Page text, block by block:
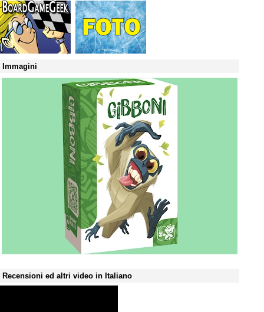
Immagini
Recensioni ed altri video in Italiano